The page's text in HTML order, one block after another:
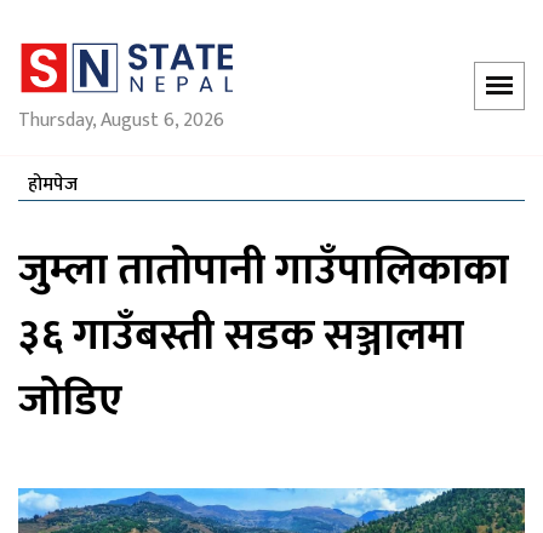
Thursday, August 6, 2026
होमपेज
जुम्ला तातोपानी गाउँपालिकाका
३६ गाउँबस्ती सडक सञ्जालमा
जोडिए